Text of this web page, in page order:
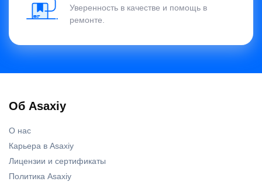
Уверенность в качестве и помощь в
ремонте.
Об Asaxiy
О нас
Карьера в Asaxiy
Лицензии и сертификаты
Политика Asaxiy